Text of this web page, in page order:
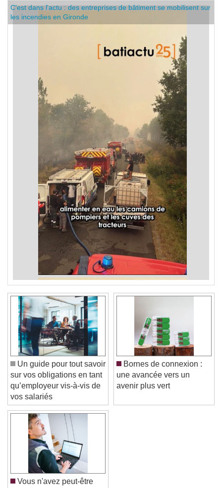
C'est dans l'actu : des entreprises de bâtiment se mobilisent sur
les incendies en Gironde
Un guide pour tout savoir
sur vos obligations en tant
qu’employeur vis-à-vis de
vos salariés
Bornes de connexion :
une avancée vers un
avenir plus vert
Vous n'avez peut-être